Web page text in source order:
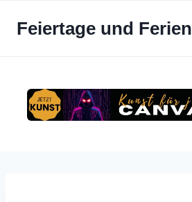
InhaltFeiertage und Ferien